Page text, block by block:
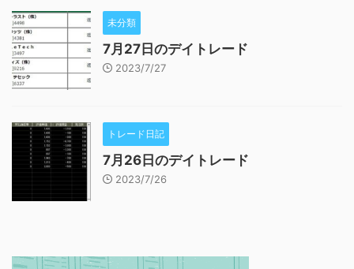
未分類
7月27日のデイトレード
2023/7/27
トレード日記
7月26日のデイトレード
2023/7/26